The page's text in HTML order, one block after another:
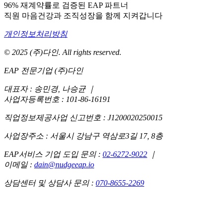
96% 재계약률로 검증된 EAP 파트너
직원 마음건강과 조직성장을 함께 지켜갑니다
개인정보처리방침
© 2025 (주)다인. All rights reserved.
EAP 전문기업 (주)다인
대표자 : 송민경, 나승균 ｜
사업자등록번호 : 101-86-16191
직업정보제공사업 신고번호 : J1200020250015
사업장주소 : 서울시 강남구 역삼로3길 17, 8층
EAP서비스 기업 도입 문의 : 02-6272-9022
｜
이메일 : dain@nudgeeap.io
상담센터 및 상담사 문의 : 070-8655-2269